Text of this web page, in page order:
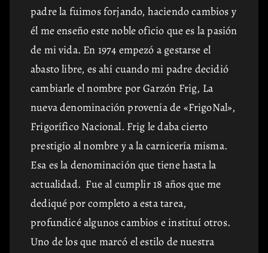
padre la fuimos forjando, haciendo cambios y
él me enseño este noble oficio que es la pasión
de mi vida. En 1974 empezó a gestarse el
abasto libre, es ahí cuando mi padre decidió
cambiarle el nombre por Garzón Frig, La
nueva denominación provenía de «FrigoNal»,
Frigorífico Nacional. Frig le daba cierto
prestigio al nombre y a la carnicería misma.
Esa es la denominación que tiene hasta la
actualidad. Fue al cumplir 18 años que me
dediqué por completo a esta tarea,
profundicé algunos cambios e instituí otros.
Uno de los que marcó el estilo de nuestra